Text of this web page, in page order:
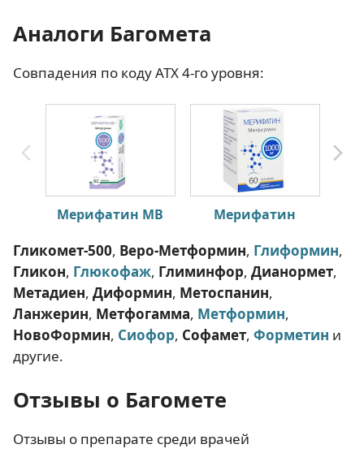
Аналоги Багомета
Совпадения по коду АТХ 4-го уровня:
Мерифатин МВ Мерифатин
Гликомет-500, Веро-Метформин, Глиформин,
Гликон, Глюкофаж, Глиминфор, Дианормет,
Метадиен, Диформин, Метоспанин,
Ланжерин, Метфогамма, Метформин,
НовоФормин, Сиофор, Софамет, Форметин и
другие.
Отзывы о Багомете
Отзывы о препарате среди врачей